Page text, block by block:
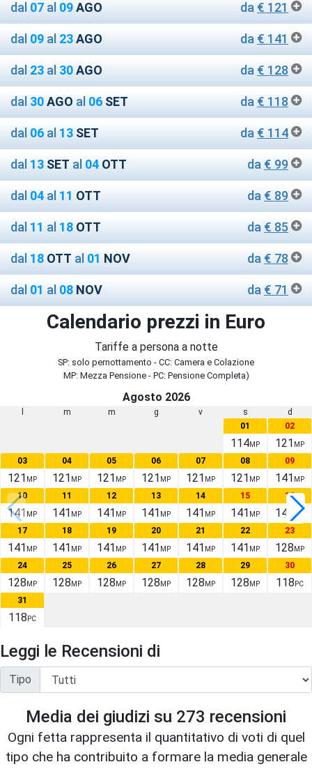
dal 07 al 09AGO da € 121
dal 09 al 23AGO da € 141
dal 23 al 30AGO da € 128
dal 30AGO al 06 SET da € 118
dal 06 al 13 SET da € 114
dal 13 SET al 04 OTT da € 99
dal 04 al 11 OTT da € 89
dal 11 al 18 OTT da € 85
dal 18 OTT al 01 NOV da € 78
dal 01 al 08 NOV da € 71
Calendario prezzi in Euro
Tariffe a persona a notte
SP: solo pernottamento - CC: Camera e Colazione
MP: Mezza Pensione - PC: Pensione Completa)
Agosto 2026
m m g v s
d
01
114MP
02
121 MP
03
121 MP
04
121 MP
05
121 MP
06
121 MP
07
121 MP
08
121 MP
09
141 MP
10
141 MP
11
141 MP
12
141 MP
13
141 MP
14
141 MP
15
141 MP
16
141 MP
17
141 MP
18
141 MP
19
141 MP
20
141 MP
21
141 MP
22
141 MP
23
128 MP
24
128 MP
25
128 MP
26
128 MP
27
128 MP
28
128 MP
29
128 MP
30
118 PC
31
118 PC
Leggi le Recensioni di
Tipo
Media dei giudizi su 273 recensioni
Ogni fetta rappresenta il quantitativo di voti di quel
tipo che ha contribuito a formare la media generale